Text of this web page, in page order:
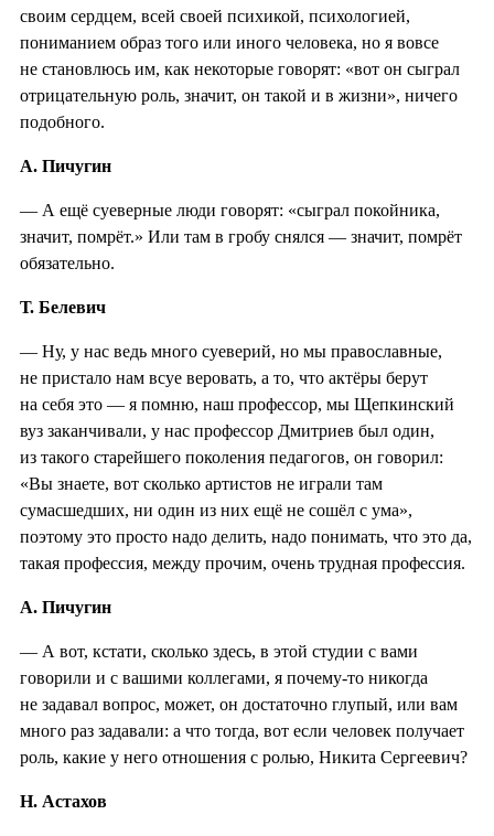
своим сердцем, всей своей психикой, психологией,
пониманием образ того или иного человека, но я вовсе
не становлюсь им, как некоторые говорят: «вот он сыграл
отрицательную роль, значит, он такой и в жизни», ничего
подобного.
А. Пичугин
— А ещё суеверные люди говорят: «сыграл покойника,
значит, помрёт.» Или там в гробу снялся — значит, помрёт
обязательно.
Т. Белевич
— Ну, у нас ведь много суеверий, но мы православные,
не пристало нам всуе веровать, а то, что актёры берут
на себя это — я помню, наш профессор, мы Щепкинский
вуз заканчивали, у нас профессор Дмитриев был один,
из такого старейшего поколения педагогов, он говорил:
«Вы знаете, вот сколько артистов не играли там
сумасшедших, ни один из них ещё не сошёл с ума»,
поэтому это просто надо делить, надо понимать, что это да,
такая профессия, между прочим, очень трудная профессия.
А. Пичугин
— А вот, кстати, сколько здесь, в этой студии с вами
говорили и с вашими коллегами, я почему-то никогда
не задавал вопрос, может, он достаточно глупый, или вам
много раз задавали: а что тогда, вот если человек получает
роль, какие у него отношения с ролью, Никита Сергеевич?
Н. Астахов